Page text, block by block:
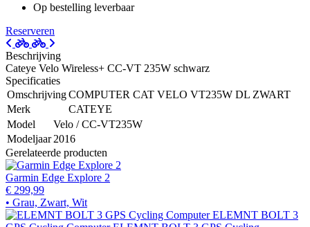
Op bestelling leverbaar
Reserveren
Beschrijving
Cateye Velo Wireless+ CC-VT 235W schwarz
Specificaties
OmschrijvingCOMPUTER CAT VELO VT235W DL ZWART
Merk
CATEYE
Model
Velo / CC-VT235W
Modeljaar 2016
Gerelateerde producten
Garmin Edge Explore 2
€ 299,99
• Grau, Zwart, Wit